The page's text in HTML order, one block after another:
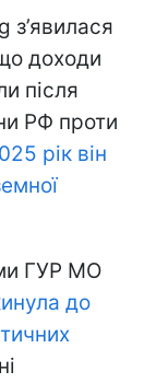
доходи
після
РФ проти
рік він
ГУР МО
до